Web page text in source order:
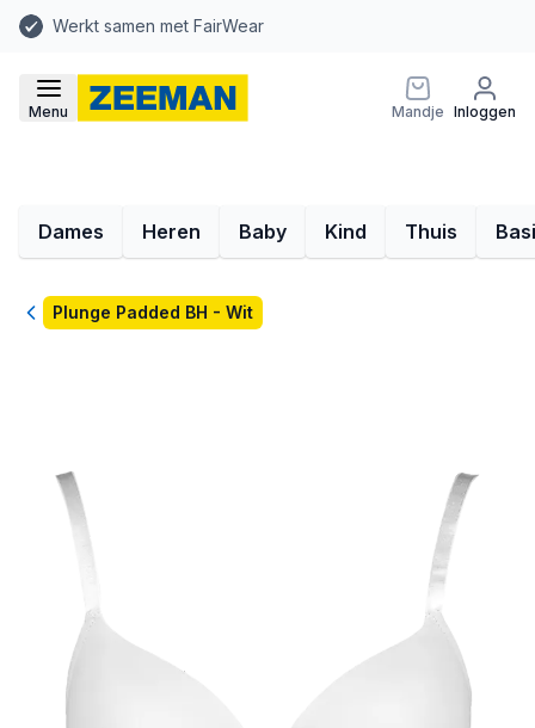
Werkt samen met FairWear
Menu Mandje Inloggen
Dames Heren Baby Kind Thuis
TerugPlunge Padded BH - Wit